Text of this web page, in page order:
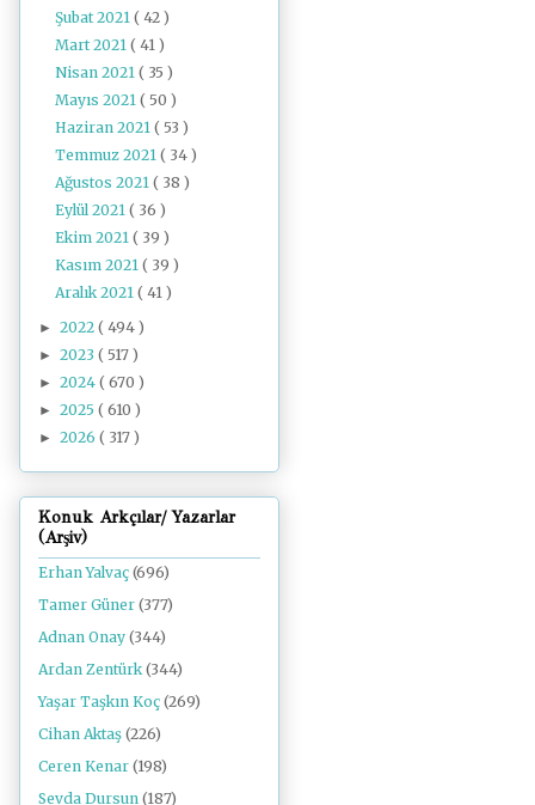
Şubat 2021( 42 )
Mart 2021( 41 )
Nisan 2021( 35 )
Mayıs 2021( 50 )
Haziran 2021( 53 )
Temmuz 2021( 34 )
Ağustos 2021( 38 )
Eylül 2021( 36 )
Ekim 2021( 39 )
Kasım 2021( 39 )
Aralık 2021( 41 )
► 2022 ( 494 )
► 2023 ( 517 )
► 2024 ( 670 )
► 2025 ( 610 )
► 2026 ( 317 )
Konuk Arkçılar/ Yazarlar
(Arşiv)
Erhan Yalvaç (696)
Tamer Güner (377)
Adnan Onay (344)
Ardan Zentürk (344)
Yaşar Taşkın Koç (269)
Cihan Aktaş (226)
Ceren Kenar (198)
Sevda Dursun (187)